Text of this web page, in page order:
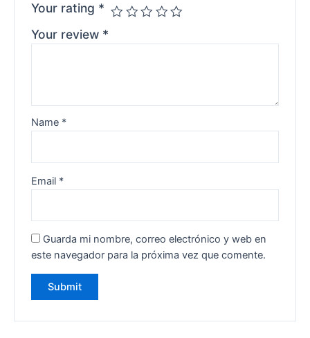
Your rating *
Your review *
Name *
Email *
Guarda mi nombre, correo electrónico y web en
este navegador para la próxima vez que comente.